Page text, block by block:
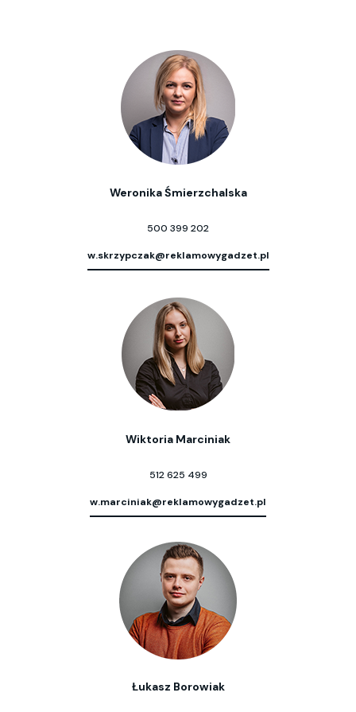
Weronika Śmierzchalska
500 399 202
w.skrzypczak@reklamowygadzet.pl
Wiktoria Marciniak
512 625 499
w.marciniak@reklamowygadzet.pl
Łukasz Borowiak